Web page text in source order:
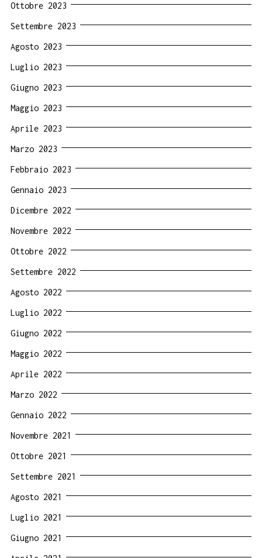
Ottobre 2023
Settembre 2023
Agosto 2023
Luglio 2023
Giugno 2023
Maggio 2023
Aprile 2023
Marzo 2023
Febbraio 2023
Gennaio 2023
Dicembre 2022
Novembre 2022
Ottobre 2022
Settembre 2022
Agosto 2022
Luglio 2022
Giugno 2022
Maggio 2022
Aprile 2022
Marzo 2022
Gennaio 2022
Novembre 2021
Ottobre 2021
Settembre 2021
Agosto 2021
Luglio 2021
Giugno 2021